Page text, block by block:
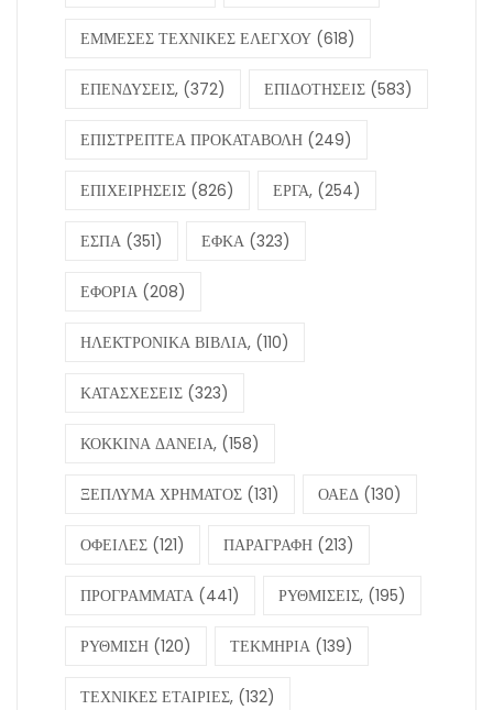
ΕΜΜΕΣΕΣ ΤΕΧΝΙΚΕΣ ΕΛΕΓΧΟΥ (618)
ΕΠΕΝΔΥΣΕΙΣ, (372) ΕΠΙΔΟΤΗΣΕΙΣ (583)
ΕΠΙΣΤΡΕΠΤΕΑ ΠΡΟΚΑΤΑΒΟΛΗ (249)
ΕΠΙΧΕΙΡΗΣΕΙΣ (826) ΕΡΓΑ, (254)
ΕΣΠΑ (351) ΕΦΚΑ (323)
ΕΦΟΡΙΑ (208)
ΗΛΕΚΤΡΟΝΙΚΑ ΒΙΒΛΙΑ, (110)
ΚΑΤΑΣΧΕΣΕΙΣ (323)
ΚΟΚΚΙΝΑ ΔΑΝΕΙΑ, (158)
ΞΕΠΛΥΜΑ ΧΡΗΜΑΤΟΣ (131) ΟΑΕΔ (130)
ΟΦΕΙΛΕΣ (121) ΠΑΡΑΓΡΑΦΗ (213)
ΠΡΟΓΡΑΜΜΑΤΑ (441) ΡΥΘΜΙΣΕΙΣ, (195)
ΡΥΘΜΙΣΗ (120) ΤΕΚΜΗΡΙΑ (139)
ΤΕΧΝΙΚΕΣ ΕΤΑΙΡΙΕΣ, (132)